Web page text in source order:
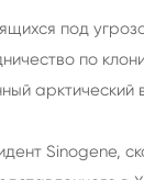
под
по
арктический
Sinogene,